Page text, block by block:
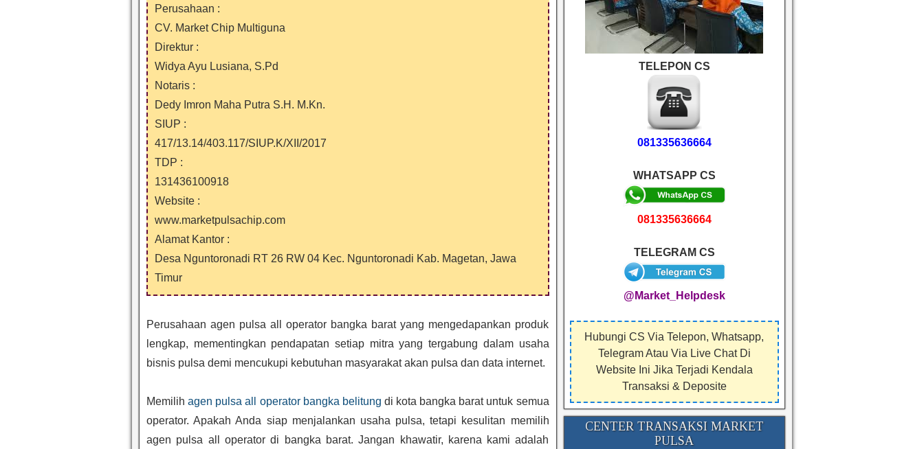
Perusahaan :
CV. Market Chip Multiguna
Direktur :
Widya Ayu Lusiana, S.Pd
Notaris :
Dedy Imron Maha Putra S.H. M.Kn.
SIUP :
417/13.14/403.117/SIUP.K/XII/2017
TDP :
131436100918
Website :
www.marketpulsachip.com
Alamat Kantor :
Desa Nguntoronadi RT 26 RW 04 Kec. Nguntoronadi Kab. Magetan, Jawa
Timur
Perusahaan agen pulsa all operator bangka barat yang mengedapankan produk
lengkap, mementingkan pendapatan setiap mitra yang tergabung dalam usaha
bisnis pulsa demi mencukupi kebutuhan masyarakat akan pulsa dan data internet.
Memilihagen pulsa all operator bangka belitung di kota bangka barat untuk semua
operator. Apakah Anda siap menjalankan usaha pulsa, tetapi kesulitan memilih
agen pulsa all operator di bangka barat. Jangan khawatir, karena kami adalah
TELEPON CS
081335636664
WHATSAPP CS
081335636664
TELEGRAM CS
@Market_Helpdesk
Hubungi CS Via Telepon, Whatsapp,
Telegram Atau Via Live Chat Di
Website Ini Jika Terjadi Kendala
Transaksi & Deposite
CENTER TRANSAKSI MARKET
PULSA